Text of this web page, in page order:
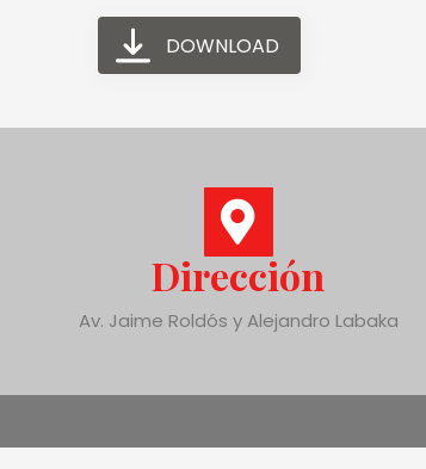
DOWNLOAD
Dirección
Av. Jaime Roldós y Alejandro Labaka